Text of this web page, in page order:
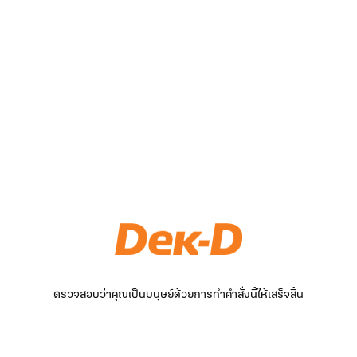
ตรวจสอบว่าคุณเป็นมนุษย์ด้วยการทำคำสั่งนี้ให้เสร็จสิ้น